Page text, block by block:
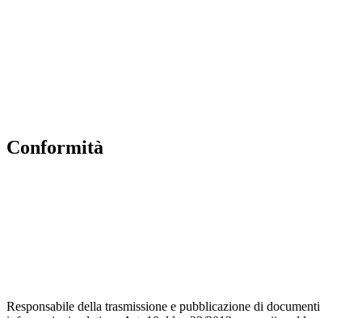
conformità
Responsabile della trasmissione e pubblicazione di documenti